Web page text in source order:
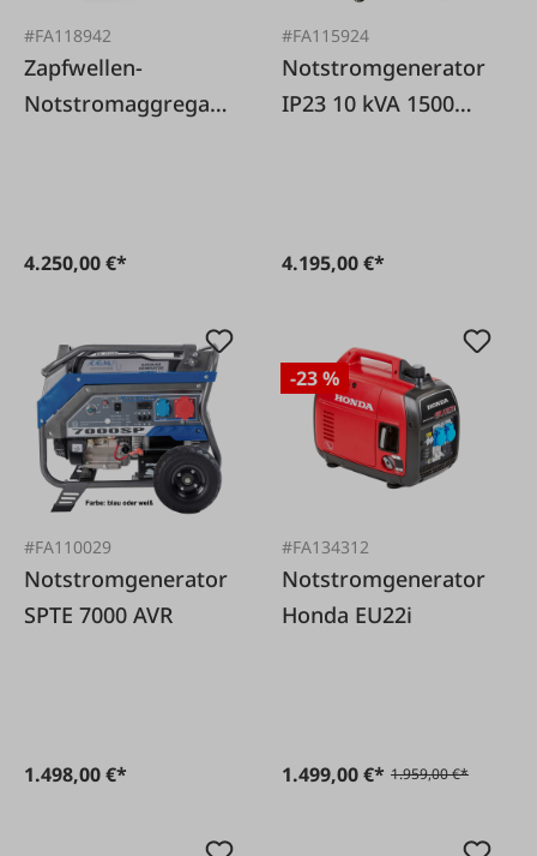
#FA118942
Zapfwellen-
Notstromaggregat
4.250,00 €*
#FA115924
Notstromgenerator
IP23 10 kVA 1500
4.195,00 €*
#FA110029
Notstromgenerator
SPTE 7000 AVR
1.498,00 €*
-23 %
#FA134312
Notstromgenerator
Honda EU22i
1.499,00 €* 1.959,00 €*